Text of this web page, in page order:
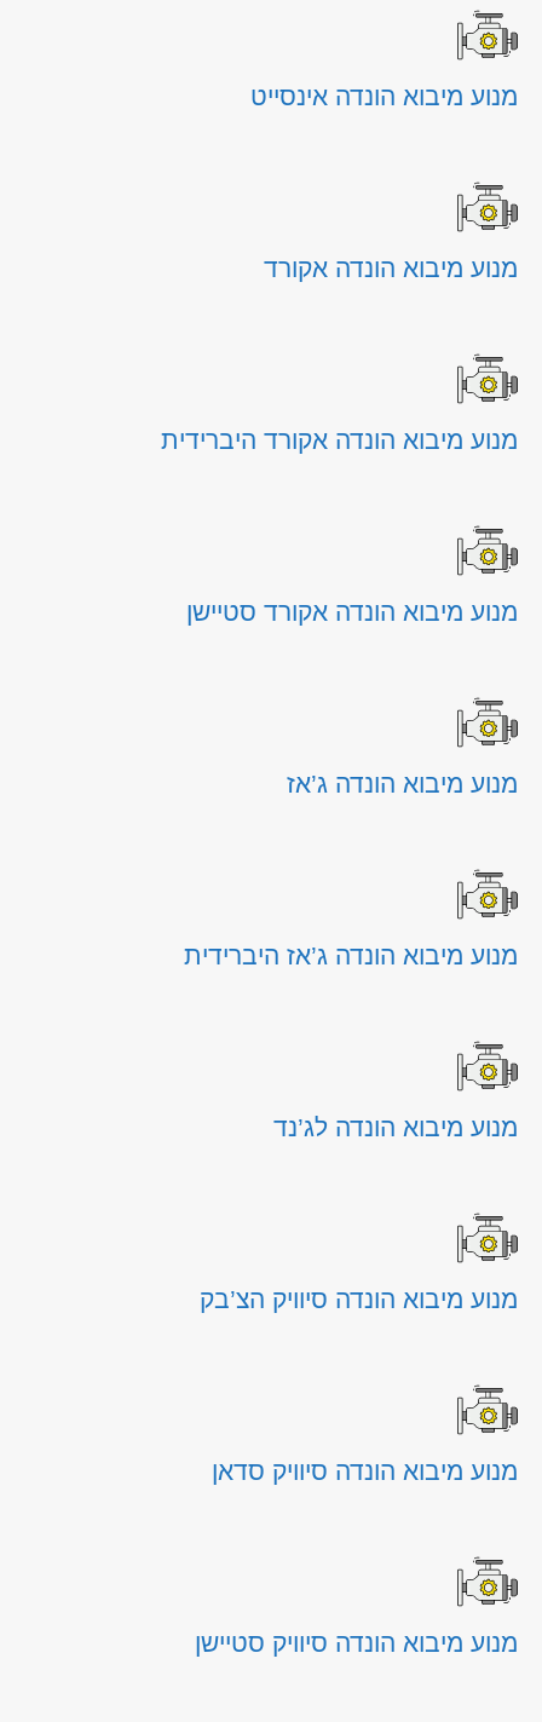
מנוע מיבוא הונדה אינסייט
מנוע מיבוא הונדה אקורד
מנוע מיבוא הונדה אקורד היברידית
מנוע מיבוא הונדה אקורד סטיישן
מנוע מיבוא הונדה ג’אז
מנוע מיבוא הונדה ג’אז היברידית
מנוע מיבוא הונדה לג’נד
מנוע מיבוא הונדה סיוויק הצ’בק
מנוע מיבוא הונדה סיוויק סדאן
מנוע מיבוא הונדה סיוויק סטיישן